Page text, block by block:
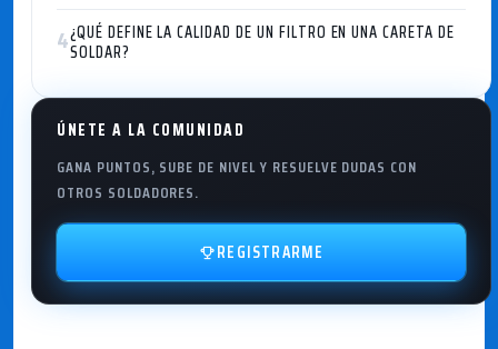
4¿QUÉ DEFINE LA CALIDAD DE UN FILTRO EN UNA CARETA DE
SOLDAR?
ÚNETE A LA COMUNIDAD
GANA PUNTOS, SUBE DE NIVEL Y RESUELVE DUDAS CON
OTROS SOLDADORES.
REGISTRARME